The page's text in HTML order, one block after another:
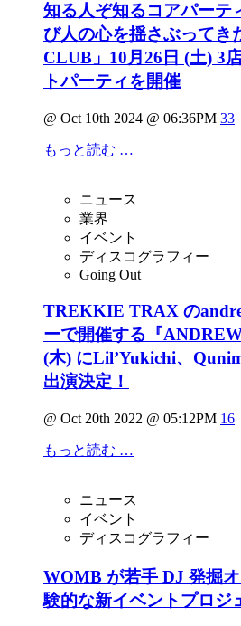
知る人ぞ知るコアパーテ
び人の心を揺さぶって
CLUB」10月26日 (土) 3
トパーティを開催
@ Oct 10th 2024 @ 06:36PM 33
もっと読む …
ニュース
業界
イベント
ディスコグラフィー
Going Out
TREKKIE TRAX の
ーで開催する『
(木) にLil’Yukichi、
出演決定！
@ Oct 20th 2022 @ 05:12PM 16
もっと読む …
ニュース
イベント
ディスコグラフィー
WOMB が若手 DJ 発掘
験的な新イベントプロジ